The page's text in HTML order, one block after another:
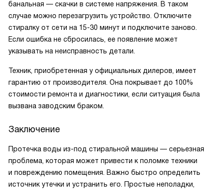
банальная — скачки в системе напряжения. В таком
случае можно перезагрузить устройство. Отключите
стиралку от сети на 15-30 минут и подключите заново.
Если ошибка не сбросилась, ее появление может
указывать на неисправность детали.
Техник, приобретенная у официальных дилеров, имеет
гарантию от производителя. Она покрывает до 100%
стоимости ремонта и диагностики, если ситуация была
вызвана заводским браком.
Заключение
Протечка воды из-под стиральной машины — серьезная
проблема, которая может привести к поломке техники
и повреждению помещения. Важно быстро определить
источник утечки и устранить его. Простые неполадки,